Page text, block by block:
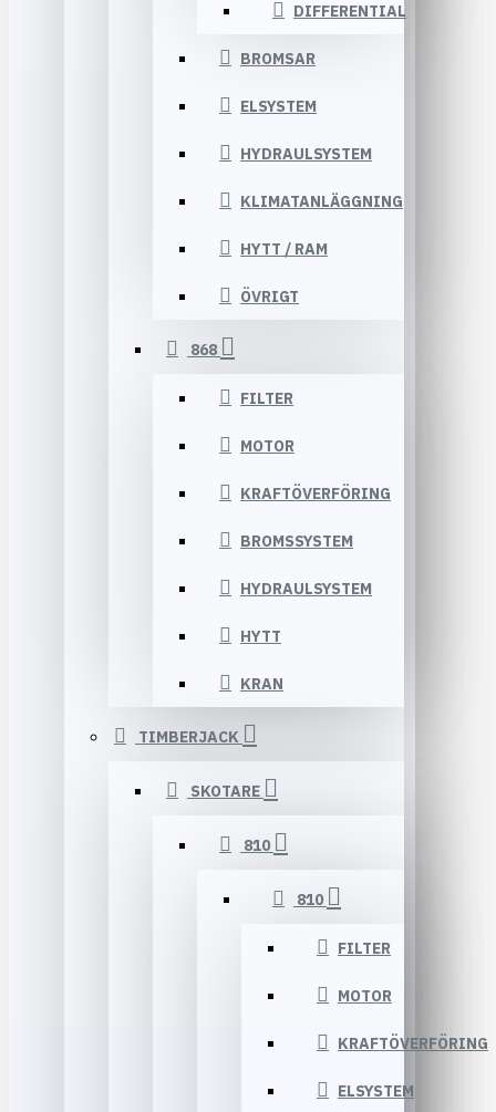
DIFFERENTIAL
BROMSAR
ELSYSTEM
HYDRAULSYSTEM
KLIMATANLÄGGNING
HYTT / RAM
ÖVRIGT
868
FILTER
MOTOR
KRAFTÖVERFÖRING
BROMSSYSTEM
HYDRAULSYSTEM
HYTT
KRAN
TIMBERJACK
SKOTARE
810
810
FILTER
MOTOR
KRAFTÖVERFÖRING
ELSYSTEM